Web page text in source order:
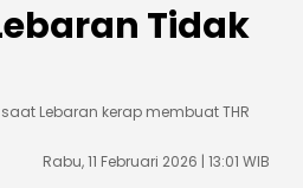
Tidak
Lebaran kerap membuat THR
Rabu, 11 Februari 2026 | 13:01 WIB